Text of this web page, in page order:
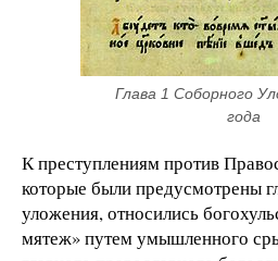
Глава 1 Соборного
года
К преступлениям против
которые были предусмотрены
уложения, относились
мятеж» путем умышленного